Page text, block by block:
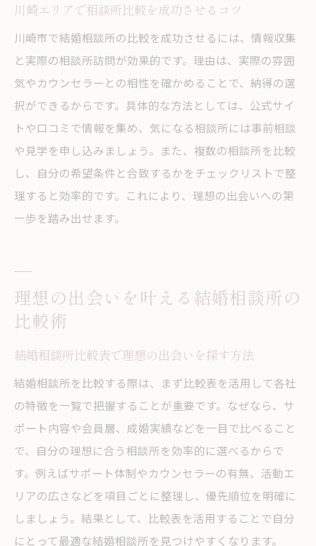
川崎で人気の結婚相談所特徴を徹底比較
結婚相談所の違いを理解して選ぶコツ
特徴別に選べる結婚相談所で満足度アップ
結婚相談所比較で安心の婚活をスタートす
る
川崎の結婚相談所で後悔しない選び方
結婚相談所比較で失敗しない婚活準備法
信頼できる結婚相談所を選ぶためのコツ
川崎エリアで相談所比較を成功させるコツ
川崎市で結婚相談所の比較を成功させるには、情報収集
と実際の相談所訪問が効果的です。理由は、実際の雰囲
気やカウンセラーとの相性を確かめることで、納得の選
択ができるからです。具体的な方法としては、公式サイ
トや口コミで情報を集め、気になる相談所には事前相談
や見学を申し込みましょう。また、複数の相談所を比較
し、自分の希望条件と合致するかをチェックリストで整
理すると効率的です。これにより、理想の出会いへの第
一歩を踏み出せます。
理想の出会いを叶える結婚相談所の
比較術
結婚相談所比較表で理想の出会いを探す方法
結婚相談所を比較する際は、まず比較表を活用して各社
の特徴を一覧で把握することが重要です。なぜなら、サ
ポート内容や会員層、成婚実績などを一目で比べること
で、自分の理想に合う相談所を効率的に選べるからで
す。例えばサポート体制やカウンセラーの有無、活動エ
リアの広さなどを項目ごとに整理し、優先順位を明確に
しましょう。結果として、比較表を活用することで自分
にとって最適な結婚相談所を見つけやすくなります。